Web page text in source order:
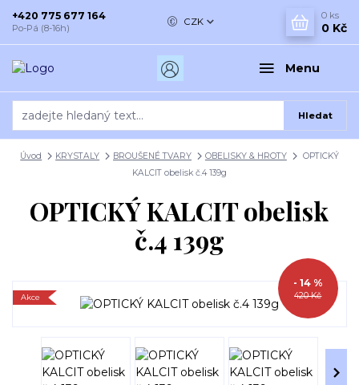
Menu
CZK
Hledat
+420 775 677 164
Po-Pá (8-16h)
0 ks
0 Kč
Úvod KRYSTALY BROUŠENÉ TVARY OBELISKY & HROTY
OPTICKÝ
KALCIT obelisk č.4 139g
OPTICKÝ KALCIT obelisk
č.4 139g
Akce 420 Kč
- 14 %